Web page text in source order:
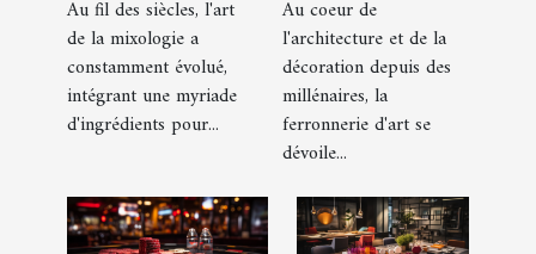
dans la
mixologie
moderne
Au fil des siècles, l'art
de la mixologie a
constamment évolué,
intégrant une myriade
d'ingrédients pour...
Au coeur de
l'architecture et de la
décoration depuis des
millénaires, la
ferronnerie d'art se
dévoile...